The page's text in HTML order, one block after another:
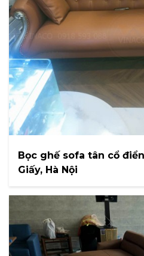
Bọc ghế sofa tân cổ
Giấy, Hà Nội